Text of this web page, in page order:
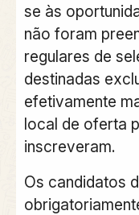
se às
não foram
regulares de
destinadas
efetivamente
local de oferta
inscreveram.
Os candidatos